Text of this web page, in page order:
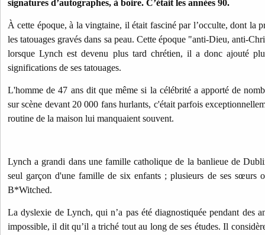
signatures d’autographes, à boire. C’était les années 90.
À cette époque, à la vingtaine, il était fasciné par l’occulte, dont la
les tatouages ​​gravés dans sa peau. Cette époque "anti-Dieu, anti-
lorsque Lynch est devenu plus tard chrétien, il a donc ajouté
significations de ses tatouages.
L'homme de 47 ans dit que même si la célébrité a apporté de
sur scène devant 20 000 fans hurlants, c'était parfois
routine de la maison lui manquaient souvent.
Lynch a grandi dans une famille catholique de la banlieue de
seul garçon d'une famille de six enfants ; plusieurs de ses sœurs
B*Witched.
La dyslexie de Lynch, qui n’a pas été diagnostiquée pendant des
impossible, il dit qu’il a triché tout au long de ses études. Il